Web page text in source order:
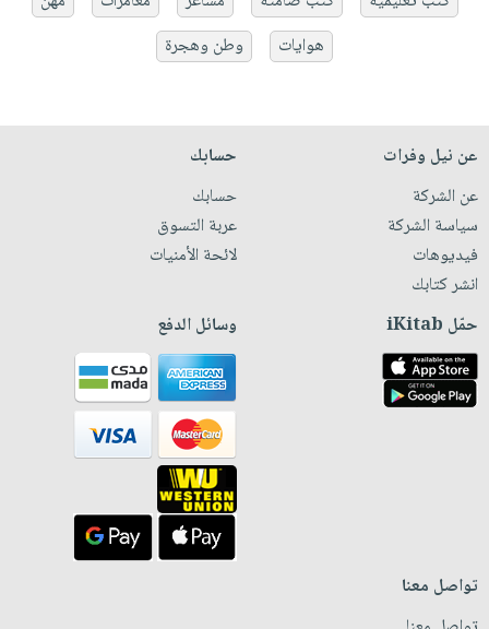
هوايات
وطن وهجرة
عن نيل وفرات
عن الشركة
سياسة الشركة
فيديوهات
انشر كتابك
حسابك
حسابك
عربة التسوق
لائحة الأمنيات
حمّل iKitab وسائل الدفع
تواصل معنا